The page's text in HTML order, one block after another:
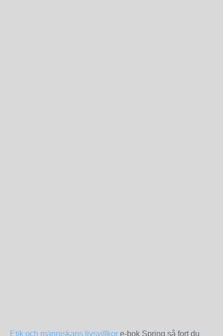
Etik och människans livsvillkor e-bok Spring så fort du